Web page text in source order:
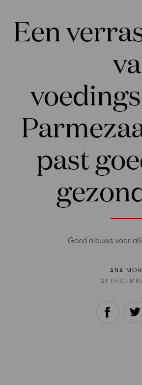
Een
past
Goed nieuws voor
ANA
31